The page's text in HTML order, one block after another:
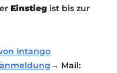
Einstieg ist bis zur
Intango
→ Mail: